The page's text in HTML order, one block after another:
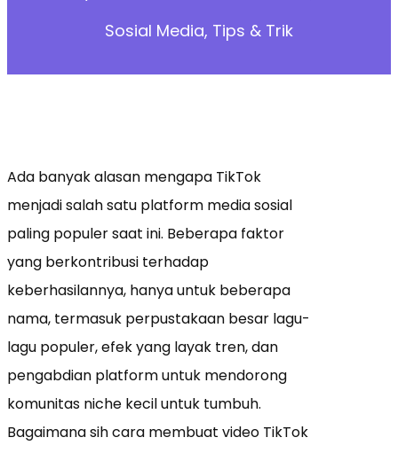
Sosial Media, Tips & Trik
Ada banyak alasan mengapa TikTok
menjadi salah satu platform media sosial
paling populer saat ini. Beberapa faktor
yang berkontribusi terhadap
keberhasilannya, hanya untuk beberapa
nama, termasuk perpustakaan besar lagu-
lagu populer, efek yang layak tren, dan
pengabdian platform untuk mendorong
komunitas niche kecil untuk tumbuh.
Bagaimana sih cara membuat video TikTok